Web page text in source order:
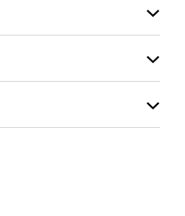
på varig kvalitet
6, 1400 Ski